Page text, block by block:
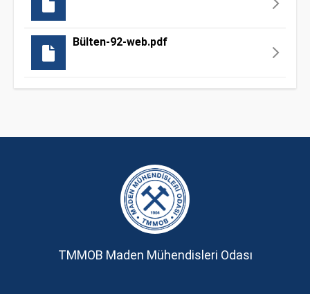
Bülten-92-web.pdf
TMMOB Maden Mühendisleri Odası